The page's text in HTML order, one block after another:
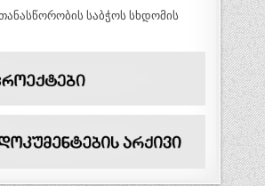
საბჭოს სხდომის